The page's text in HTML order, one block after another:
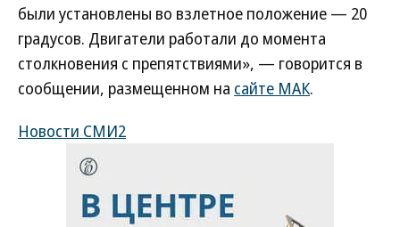
были установлены во взлетное положение — 20
градусов. Двигатели работали до момента
столкновения с препятствиями», — говорится в
сообщении, размещенном на сайте МАК.
Новости СМИ2